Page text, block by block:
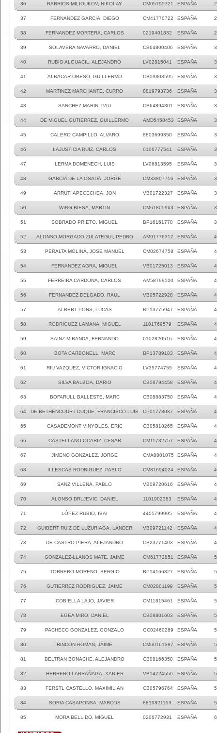
36 BARRIOS MILIOUKOV, NIKOLAY CM05795721 ESPAÑA
37 FERNANDEZ GARCIA, DIEGO CM41770722 ESPAÑA
38 FERNANDEZ MORTERA, CARLOS 0219401832 ESPAÑA
39 SOLAVERA NAVARRO, DANIEL CB64800406 ESPAÑA 3
40 RUBIO ALGUACIL, ALEJANDRO LV02815041 ESPAÑA 3
41 ALBACAR OBESO, GUILLERMO CB09808595 ESPAÑA
42 MARTINEZ MARCHANTE, CURRO 8819793736 ESPAÑA
43 SANCHEZ MARIN, PAU CB64894301 ESPAÑA
44 DE MIGUEL GUTIERREZ, GUILLERMO AMD5458453 ESPAÑA
45 CALERO CAMPILLO, ALVARO 8803699350 ESPAÑA
46 LAJUSTICIA RUIZ, CARLOS 0106777541 ESPAÑA
47 LERMA DOMENECH, LUIS LV06813595 ESPAÑA
48 GARCIA DE LA OSADA, JORGE CM33807716 ESPAÑA
49 ARRUTI APECECHEA, JON VB01722327 ESPAÑA
50 WING BIESA, MARTIN CM61805963 ESPAÑA
51 SOBRADO PRIETO, MIGUEL BP16161778 ESPAÑA
52 ALONSO-MORGADO ZULATEGUI, PEDRO AM91776317 ESPAÑA 4
53 PERALTA MOLINA, JOSE MANUEL CM02674758 ESPAÑA 4
54 FERNANDEZ AGRA, MIGUEL VB01725013 ESPAÑA
55 FERREIRA CARDONA, CARLOS AM58799500 ESPAÑA
56 FERNANDEZ DELGADO, RAUL VB05722928 ESPAÑA
57 ALBERT PONS, LUCAS BP13775947 ESPAÑA
58 RODRIGUEZ LAMANA, MIGUEL 1101769579 ESPAÑA
59 SAINZ MIRANDA, FERNANDO 0102820516 ESPAÑA
60 BOTA CARBONELL, MARC BP13789183 ESPAÑA
61 RIU VAZQUEZ, VICTOR IGNACIO LV35774755 ESPAÑA
62 SILVA BALBOA, DARIO CB08794458 ESPAÑA
63 BOFARULL BALLESTE, MARC CB08883750 ESPAÑA
64 DE BETHENCOURT DUQUE, FRANCISCO LUIS CP01778037 ESPAÑA
65 CASADEMONT VINYOLES, ERIC CB05818265 ESPAÑA
66 CASTELLANO OCARIZ, CESAR CM11782757 ESPAÑA
67 JIMENO GONZALEZ, JORGE CMA8801075 ESPAÑA
68 ILLESCAS RODRIGUEZ, PABLO CM81694024 ESPAÑA
69 SANZ VILLENA, PABLO VB09720616 ESPAÑA
70 ALONSO DRLJEVIC, DANIEL 1101902383 ESPAÑA
71 LÓPEZ RUBIO, IBAI 4405799995 ESPAÑA
72 GUIBERT RUIZ DE LUZURIAGA, LANDER VB09721142 ESPAÑA
73 DE CASTRO PIERA, ALEJANDRO CB23771403 ESPAÑA
74 GONZALEZ-LLANOS MATE, JAIME CM61772851 ESPAÑA 5
75 TORRERO MORENO, SERGIO BP14166327 ESPAÑA 5
76 GUTIERREZ RODRIGUEZ, JAIME CM02801199 ESPAÑA
77 COBIELLA LAJO, JAVIER CM11815461 ESPAÑA
78 EGEA MIRO, DANIEL CB08801603 ESPAÑA
79 PACHECO GONZALEZ, GONZALO GC02460289 ESPAÑA
80 RINCON ROMAN, JAIME CM60161387 ESPAÑA
81 BELTRAN BONACHE, ALEJANDRO CB08166350 ESPAÑA
82 HERRERO LARRAÑAGA, XABIER VB14724550 ESPAÑA
83 FERSTL CASTELLO, MAXIMILIAN CB05796764 ESPAÑA
84 SORIA CASAPONSA, MARCOS 8819821153 ESPAÑA
85 MORA BELLIDO, MIGUEL 0206772931 ESPAÑA